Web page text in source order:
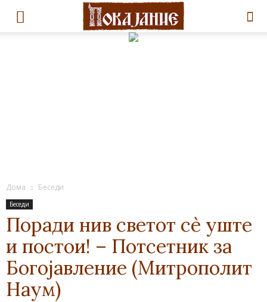
Дома Беседи
Беседи
Поради нив светот сѐ уште
и постои! – Потсетник за
Богојавление (Митрополит
Наум)